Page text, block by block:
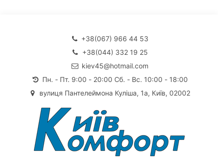
+38(067) 966 44 53
+38(044) 332 19 25
kiev45@hotmail.com
Пн. - Пт. 9:00 - 20:00 Сб. - Вс. 10:00 - 18:00
вулиця Пантелеймона Куліша, 1а, Київ, 02002